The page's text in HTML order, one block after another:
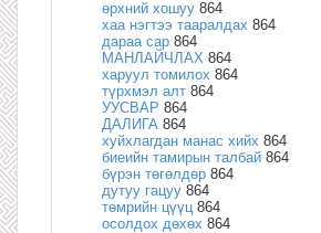
өрхний хошуу 864
хаа нэгтээ тааралдах 864
дараа сар 864
МАНЛАЙЧЛАХ 864
харуул томилох 864
түрхмэл алт 864
УУСВАР 864
ДАЛИГА 864
хуйхлагдан манас хийх 864
биеийн тамирын талбай 864
бүрэн төгөлдөр 864
дутуу гацуу 864
төмрийн цүүц 864
осолдох дөхөх 864